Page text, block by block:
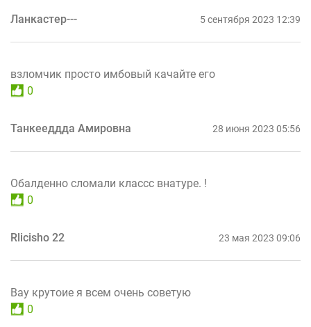
Ланкастер--- 5 сентября 2023 12:39
взломчик просто имбовый качайте его
0
Танкееддда Амировна 28 июня 2023 05:56
Обалденно сломали классс внатуре. !
0
Rlicisho 22 23 мая 2023 09:06
Вау крутоие я всем очень советую
0